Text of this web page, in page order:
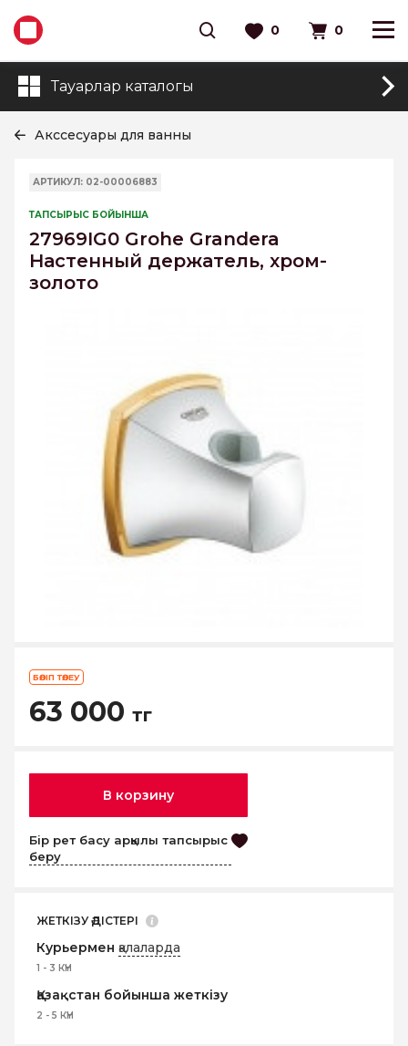
0 0
Тауарлар каталогы
Акссесуары для ванны
АРТИКУЛ: 02-00006883
ТАПСЫРЫС БОЙЫНША
27969IG0 Grohe Grandera
Настенный держатель, хром-
золото
БӨЛІП ТӨЛЕУ
63 000 тг
В корзину
Бір рет басу арқылы тапсырыс
беру
ЖЕТКІЗУ ӘДІСТЕРІ
Курьермен қалаларда
1 - 3 КҮН
Қазақстан бойынша жеткізу
2 - 5 КҮН